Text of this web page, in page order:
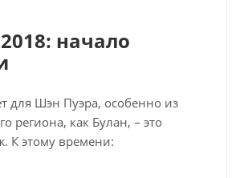
начало
для Шэн Пуэра, особенно из
региона, как Булан, – это
К этому времени: